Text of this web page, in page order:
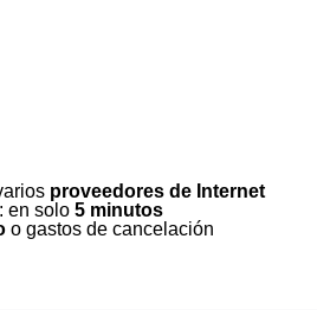
proveedores de Internet
en solo 5 minutos
o gastos de cancelación